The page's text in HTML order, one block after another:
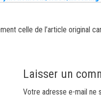
celle de l’article original
Laisser un
Votre adresse e-mail ne